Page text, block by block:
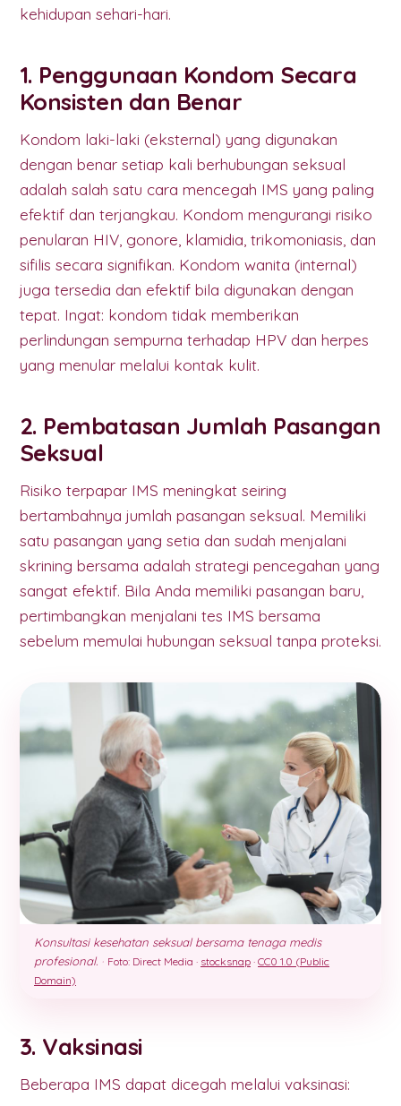
kehidupan sehari-hari.
1. Penggunaan Kondom Secara
Konsisten dan Benar
Kondom laki-laki (eksternal) yang digunakan
dengan benar setiap kali berhubungan seksual
adalah salah satu cara mencegah IMS yang paling
efektif dan terjangkau. Kondom mengurangi risiko
penularan HIV, gonore, klamidia, trikomoniasis, dan
sifilis secara signifikan. Kondom wanita (internal)
juga tersedia dan efektif bila digunakan dengan
tepat. Ingat: kondom tidak memberikan
perlindungan sempurna terhadap HPV dan herpes
yang menular melalui kontak kulit.
2. Pembatasan Jumlah Pasangan
Seksual
Risiko terpapar IMS meningkat seiring
bertambahnya jumlah pasangan seksual. Memiliki
satu pasangan yang setia dan sudah menjalani
skrining bersama adalah strategi pencegahan yang
sangat efektif. Bila Anda memiliki pasangan baru,
pertimbangkan menjalani tes IMS bersama
sebelum memulai hubungan seksual tanpa proteksi.
Konsultasi kesehatan seksual bersama tenaga medis
profesional. · Foto: Direct Media · stocksnap · CC0 1.0 (Public
Domain)
3. Vaksinasi
Beberapa IMS dapat dicegah melalui vaksinasi: